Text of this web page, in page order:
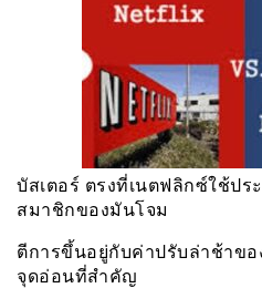
บัสเตอร์ ตรงที่เนตฟลิกซ์ใช้ปร
สมาชิกของมันโจม
ตีการขึ้นอยู่กับค่าปรับล่าช้าขอ
จุดอ่อนที่สำคัญ